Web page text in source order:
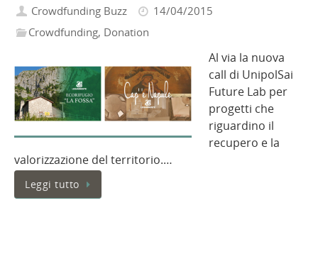
Crowdfunding Buzz
14/04/2015
Crowdfunding, Donation
Al via la nuova
call di UnipolSai
Future Lab per
progetti che
riguardino il
recupero e la
valorizzazione del territorio.…
Leggi tutto